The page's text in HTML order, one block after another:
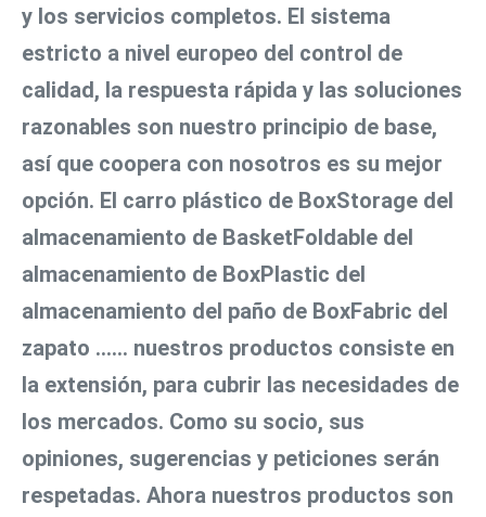
y los servicios completos. El sistema
estricto a nivel europeo del control de
calidad, la respuesta rápida y las soluciones
razonables son nuestro principio de base,
así que coopera con nosotros es su mejor
opción. El carro plástico de BoxStorage del
almacenamiento de BasketFoldable del
almacenamiento de BoxPlastic del
almacenamiento del paño de BoxFabric del
zapato ...... nuestros productos consiste en
la extensión, para cubrir las necesidades de
los mercados. Como su socio, sus
opiniones, sugerencias y peticiones serán
respetadas. Ahora nuestros productos son